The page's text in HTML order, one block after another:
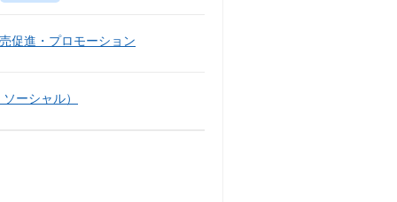
促進・プロモーション
ーシャル）